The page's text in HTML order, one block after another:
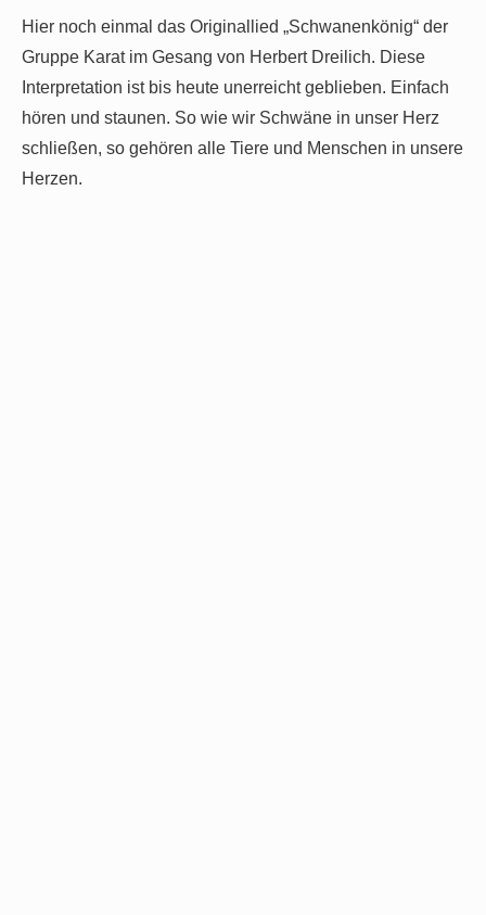
Hier noch einmal das Originallied „Schwanenkönig“ der
Gruppe Karat im Gesang von Herbert Dreilich. Diese
Interpretation ist bis heute unerreicht geblieben. Einfach
hören und staunen. So wie wir Schwäne in unser Herz
schließen, so gehören alle Tiere und Menschen in unsere
Herzen.